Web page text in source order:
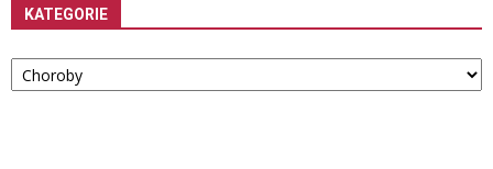
KATEGORIE
Kategorie